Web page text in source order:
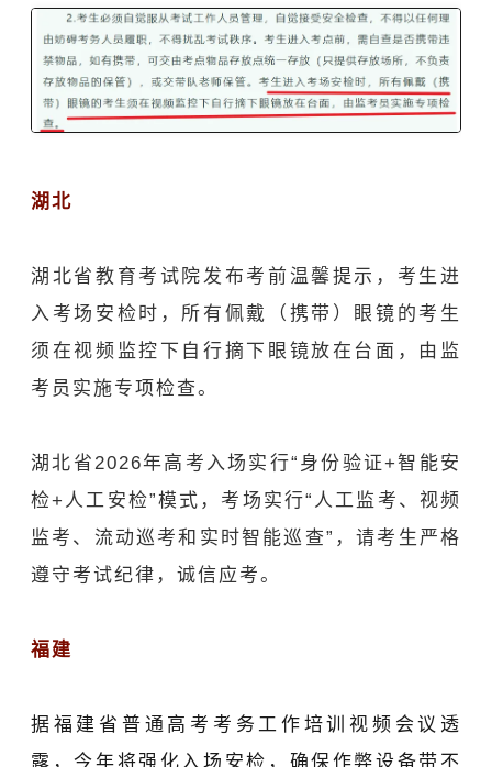
湖北
湖北省教育考试院发布考前温馨提示， 考生进
入考场安检时，所有佩戴（携带）眼镜的考生
须在视频监控下自行摘下眼镜放在台面，由监
考员实施专项检查。
湖北省2026年高考入场实行“身份验证+智能安
检+人工安检”模式，考场实行“人工监考、视频
监考、流动巡考和实时智能巡查”，请考生严格
遵守考试纪律，诚信应考。
福建
据福建省普通高考考务工作培训视频会议透
露，今年将强化入场安检，确保作弊设备带不